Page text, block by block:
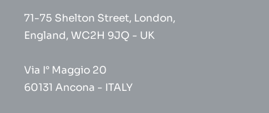
71-75 Shelton Street, London,
England, WC2H 9JQ - UK
Via I° Maggio 20
60131 Ancona - ITALY